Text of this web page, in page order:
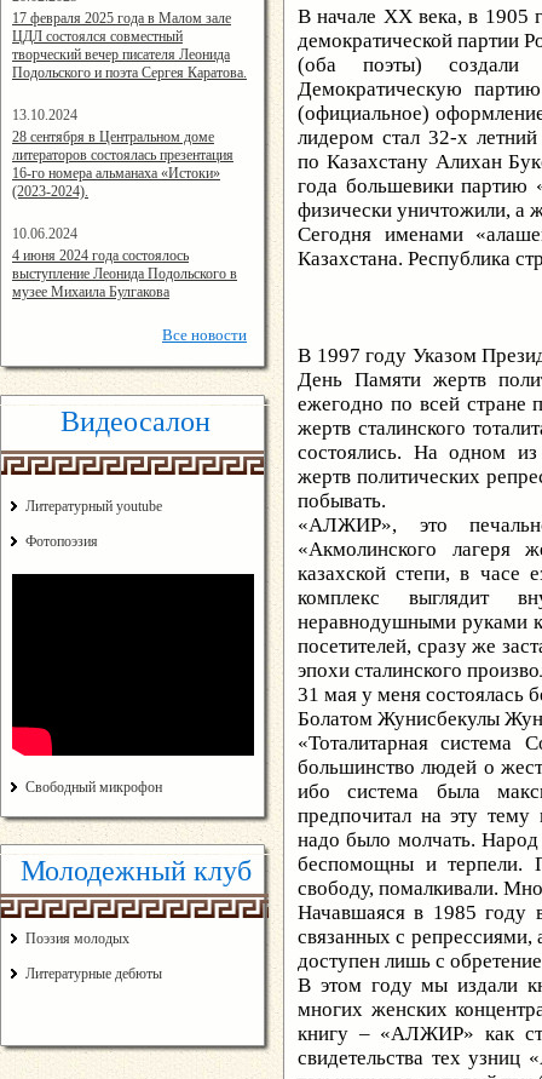
14:24:00
17 февраля 2025 года в Малом зале
ЦДЛ состоялся совместный
творческий вечер писателя Леонида
Подольского и поэта Сергея Каратова.
13.10.2024
14:08:11
28 сентября в Центральном доме
литераторов состоялась презентация
16-го номера альманаха «Истоки»
(2023-2024).
10.06.2024
15:02:44
4 июня 2024 года состоялось
выступление Леонида Подольского в
музее Михаила Булгакова
Все новости
Видеосалон
Литературный youtube
Фотопоэзия
Свободный микрофон
Молодежный клуб
Поэзия молодых
Литературные дебюты
В начале ХХ века, в 1905
демократической партии
(оба поэты) создали
Демократическую
(официальное)
лидером стал 32-х
по Казахстану Алихан
года большевики партию
физически уничтожили, а
Сегодня именами
Казахстана. Республика
В 1997 году Указом
День Памяти жертв
ежегодно по всей стране
жертв сталинского
состоялись. На одном
жертв политических
побывать.
«АЛЖИР», это
«Акмолинского лагеря
казахской степи, в часе
комплекс выглядит
неравнодушными руками
посетителей, сразу же
эпохи сталинского
31 мая у меня состоялась
Болатом Жунисбекулы
«Тоталитарная система
большинство людей о
ибо система была
предпочитал на эту
надо было молчать.
беспомощны и терпели.
свободу, помалкивали.
Начавшаяся в 1985 году
связанных с репрессиями,
доступен лишь с
В этом году мы издали
многих женских
книгу – «АЛЖИР» как
свидетельства тех